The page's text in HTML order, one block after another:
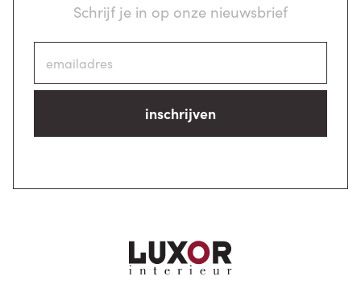
Schrijf je in op onze nieuwsbrief
inschrijven